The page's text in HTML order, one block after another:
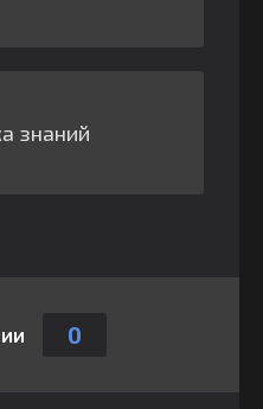
знаний
0